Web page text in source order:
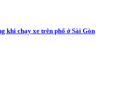
khi chạy xe trên phố ở Sài Gòn